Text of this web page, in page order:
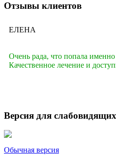
Отзывы клиентов
ЕЛЕНА
Очень рада, что попала
Качественное лечение и
Версия для слабовидящих
Обычная версия